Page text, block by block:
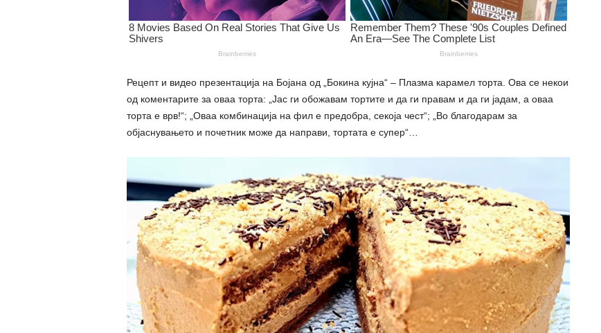
Рецепт и видео презентација на Бојана од „Бокина кујна“ – Плазма карамел торта. Ова се некои
од коментарите за оваа торта: „Јас ги обожавам тортите и да ги правам и да ги јадам, а оваа
торта е врв!“; „Оваа комбинација на фил е предобра, секоја чест“; „Во благодарам за
објаснувањето и почетник може да направи, тортата е супер“…